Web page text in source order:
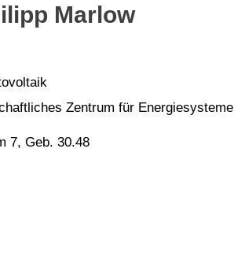
Marlow
Zentrum für Energiesysteme
7, Geb. 30.48